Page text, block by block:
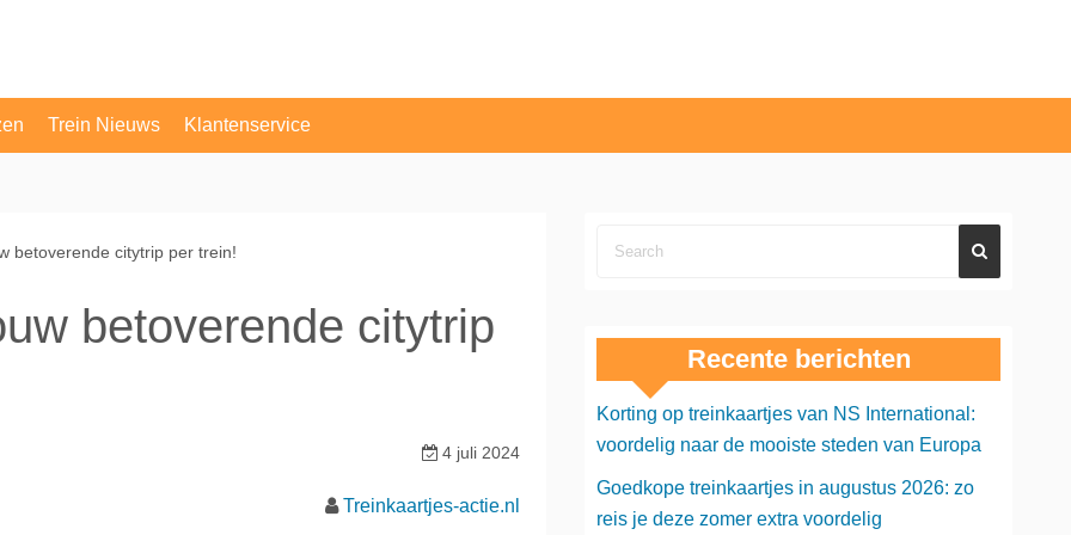
Trein Nieuws Klantenservice
betoverende citytrip per trein!
betoverende citytrip
4 juli 2024
Treinkaartjes-actie.nl
Recente berichten
Korting op treinkaartjes van NS International:
voordelig naar de mooiste steden van Europa
Goedkope treinkaartjes in augustus 2026: zo
reis je deze zomer extra voordelig